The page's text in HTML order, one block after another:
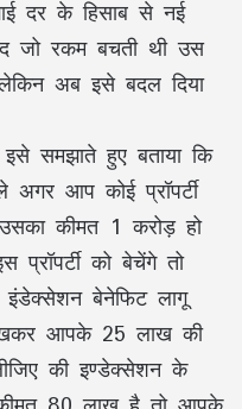
दर के हिसाब से नई
जो रकम बचती थी उस
अब इसे बदल दिया
समझाते हुए बताया कि
आप कोई प्रॉपर्टी
कीमत 1 करोड़ हो
को बेचेंगे तो
बेनेफिट लागू
रखकर आपके 25 लाख की
की इण्डेक्सेशन के